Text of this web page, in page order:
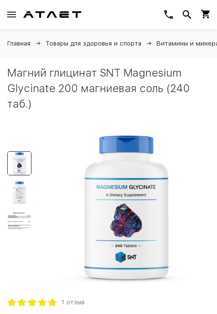
Главная Товары для здоровья и спорта Витамины и
Магний глицинат SNT Magnesium
Glycinate 200 магниевая соль (240
таб.)
1 отзыв